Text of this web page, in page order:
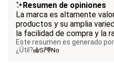
Resumen de opiniones
La marca es altamente
productos y su amplia
la facilidad de compra y la
Este resumen es generado
¿Útil?
Sí No